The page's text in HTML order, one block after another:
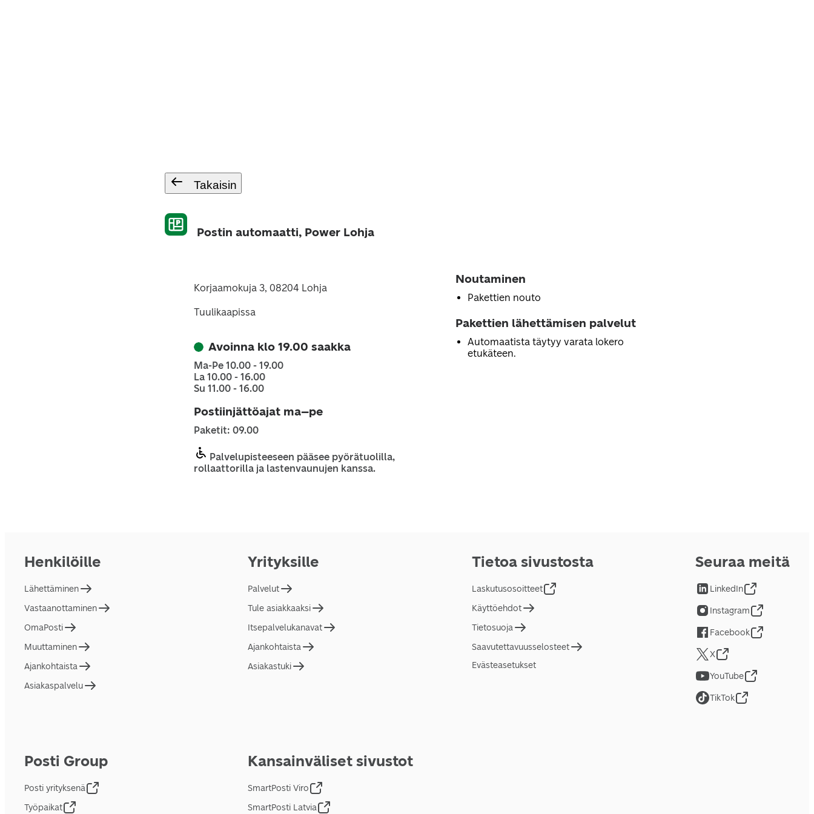
Takaisin
Postin automaatti, Power Lohja
Korjaamokuja 3, 08204 Lohja
Tuulikaapissa
Avoinna klo 19.00 saakka
Ma-Pe 10.00 - 19.00
La 10.00 - 16.00
Su 11.00 - 16.00
Postiinjättöajat ma–pe
Paketit: 09.00
Palvelupisteeseen pääsee pyörätuolilla,
rollaattorilla ja lastenvaunujen kanssa.
Noutaminen
Pakettien nouto
Pakettien lähettämisen palvelut
Automaatista täytyy varata lokero
etukäteen.
Henkilöille
Lähettäminen
Vastaanottaminen
OmaPosti
Muuttaminen
Ajankohtaista
Asiakaspalvelu
Yrityksille
Palvelut
Tule asiakkaaksi
Itsepalvelukanavat
Ajankohtaista
Asiakastuki
Tietoa sivustosta
Laskutusosoitteet
Käyttöehdot
Tietosuoja
Saavutettavuusselosteet
Evästeasetukset
Posti Group
Posti yrityksenä
Työpaikat
Kansainväliset sivustot
SmartPosti Viro
SmartPosti Latvia
Seuraa meitä
LinkedIn
Instagram
Facebook
X
YouTube
TikTok